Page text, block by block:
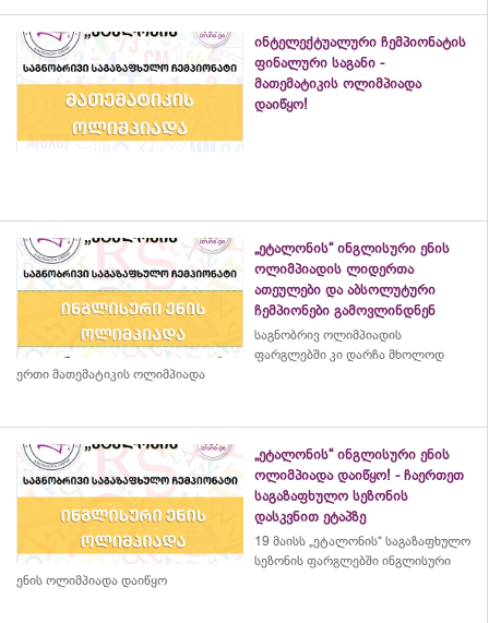
ინტელექტუალური ჩემპიონატის
ფინალური საგანი -
მათემატიკის ოლიმპიადა
დაიწყო!
„ეტალონის“ ინგლისური ენის
ოლიმპიადის ლიდერთა
ათეულები და აბსოლუტური
ჩემპიონები გამოვლინდნენ
საგნობრივ ოლიმპიადის
ფარგლებში კი დარჩა მხოლოდ
ერთი მათემატიკის ოლიმპიადა
„ეტალონის“ ინგლისური ენის
ოლიმპიადა დაიწყო! - ჩაერთეთ
საგაზაფხულო სეზონის
დასკვნით ეტაპზე
19 მაისს „ეტალონის“ საგაზაფხულო
სეზონის ფარგლებში ინგლისური
ენის ოლიმპიადა დაიწყო